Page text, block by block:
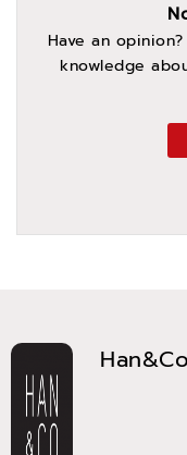
Have an
knowledge